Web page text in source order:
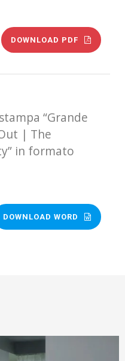
DOWNLOAD PDF
“Grande
| The
in formato
DOWNLOAD WORD